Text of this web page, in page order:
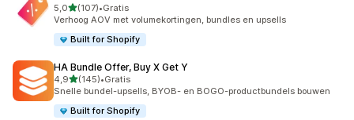
5,0van 5 sterren
(107)
107 recensies in totaal
•Gratis
Verhoog AOV met volumekortingen, bundles en upsells
Built for Shopify
HA Bundle Offer, Buy X Get Y
4,9van 5 sterren
(145)
145 recensies in totaal
•Gratis
Snelle bundel-upsells, BYOB- en BOGO-productbundels bouwen
Built for Shopify